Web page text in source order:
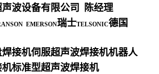
波设备有限公司
陈经理
EMERSON瑞士TELSONIC德国
接机伺服超声波焊接机机器人
标准型超声波焊接机